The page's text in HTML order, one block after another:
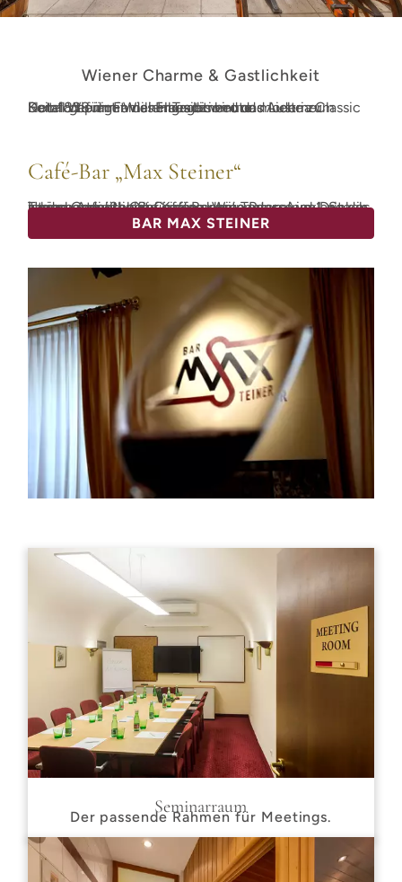
Wiener Charme & Gastlichkeit
Seit 1838 im Familienbesitz wird das Austria Classic Hotel Wien mit viel Engagement und Liebe zum Detail geführt. Wiener Tradition und moderner Komfort prägen das Haus bis heute.
Café-Bar „Max Steiner“
Unsere gemütliche Café-Bar mit Terrasse im 1. Stock ist der perfekte Ort für eine kleine Pause zwischendurch oder einen entspannten Ausklang des Tages. Genießen Sie Kaffee, Wein oder einen Drink in ruhiger Atmosphäre.
BAR MAX STEINER
Seminarraum
Der passende Rahmen für Meetings.